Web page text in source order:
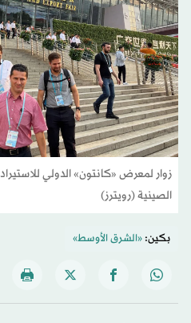
زوار لمعرض «كانتون» الدولي
الصينية (رويترز)
بكين:«الشرق الأوسط»